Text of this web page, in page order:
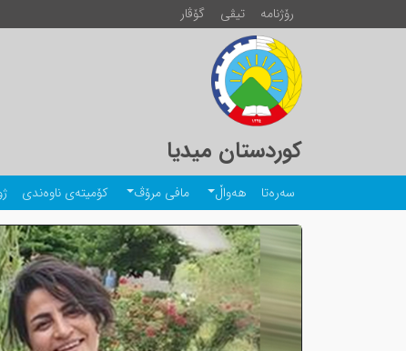
رۆژنامە تیڤی گۆڤار
کوردستان میدیا
سەرەتا هەواڵ مافی مرۆڤ کۆمیتەی ناوەندی